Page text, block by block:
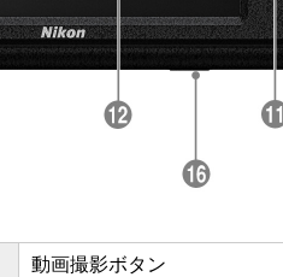
動画撮影ボタン